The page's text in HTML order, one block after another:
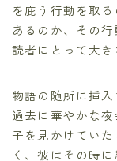
を庇う行動を取
あるのか、その
読者にとって大き
物語の随所に挿
過去に華やかな
子を見かけてい
く、彼はその時